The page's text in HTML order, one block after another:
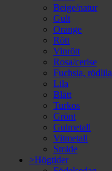
Beige/natur
Gult
Orange
Rött
Vinrött
Rosa/cerise
Fuchsia, rödlila
Lila
Blått
Turkos
Grönt
Gulmetall
Vitmetall
Smide
>Högtider